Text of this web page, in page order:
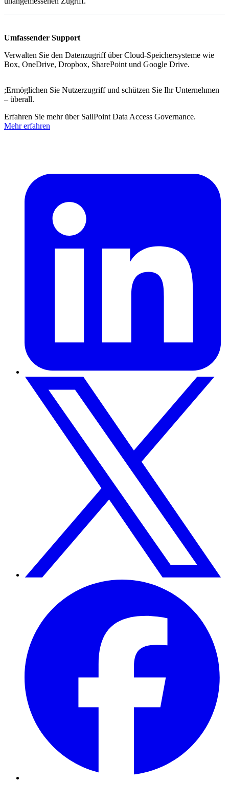
Umfassender Support
Verwalten Sie den Datenzugriff über Cloud-Speichersysteme wie
Box, OneDrive, Dropbox, SharePoint und Google Drive.
;Ermöglichen Sie Nutzerzugriff und schützen Sie Ihr Unternehmen
– überall.
Erfahren Sie mehr über SailPoint Data Access Governance.
Mehr erfahren